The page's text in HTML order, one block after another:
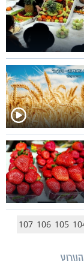
105
106
107